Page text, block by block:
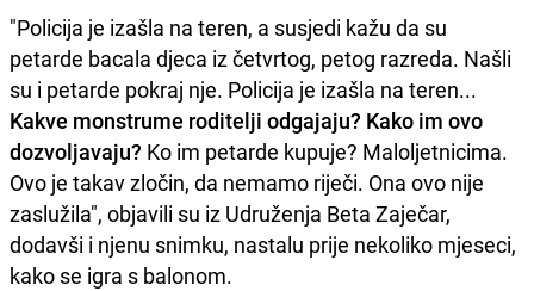
"Policija je izašla na teren, a susjedi kažu da su
petarde bacala djeca iz četvrtog, petog razreda. Našli
su i petarde pokraj nje. Policija je izašla na teren...
Kakve monstrume roditelji odgajaju? Kako im ovo
dozvoljavaju? Ko im petarde kupuje? Maloljetnicima.
Ovo je takav zločin, da nemamo riječi. Ona ovo nije
zaslužila", objavili su iz Udruženja Beta Zaječar,
dodavši i njenu snimku, nastalu prije nekoliko mjeseci,
kako se igra s balonom.